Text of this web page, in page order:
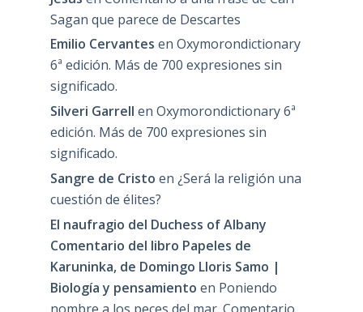
Sagan que parece de Descartes
Emilio Cervantes en Oxymorondictionary
6ª edición. Más de 700 expresiones sin
significado.
Silveri Garrell en Oxymorondictionary 6ª
edición. Más de 700 expresiones sin
significado.
Sangre de Cristo en ¿Será la religión una
cuestión de élites?
El naufragio del Duchess of Albany
Comentario del libro Papeles de
Karuninka, de Domingo Lloris Samo |
Biología y pensamiento en Poniendo